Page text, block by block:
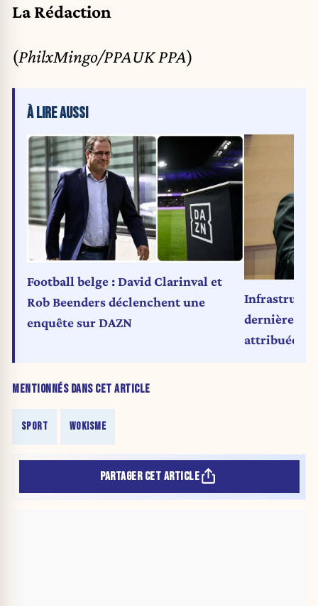
La Rédaction
(PhilxMingo/PPAUK PPA)
MENTIONNÉS DANS CET ARTICLE
SPORT WOKISME
À LIRE AUSSI
Football belge : David Clarinval et
Rob Beenders déclenchent une
enquête sur DAZN
dernières
attribuées
PARTAGER CET ARTICLE